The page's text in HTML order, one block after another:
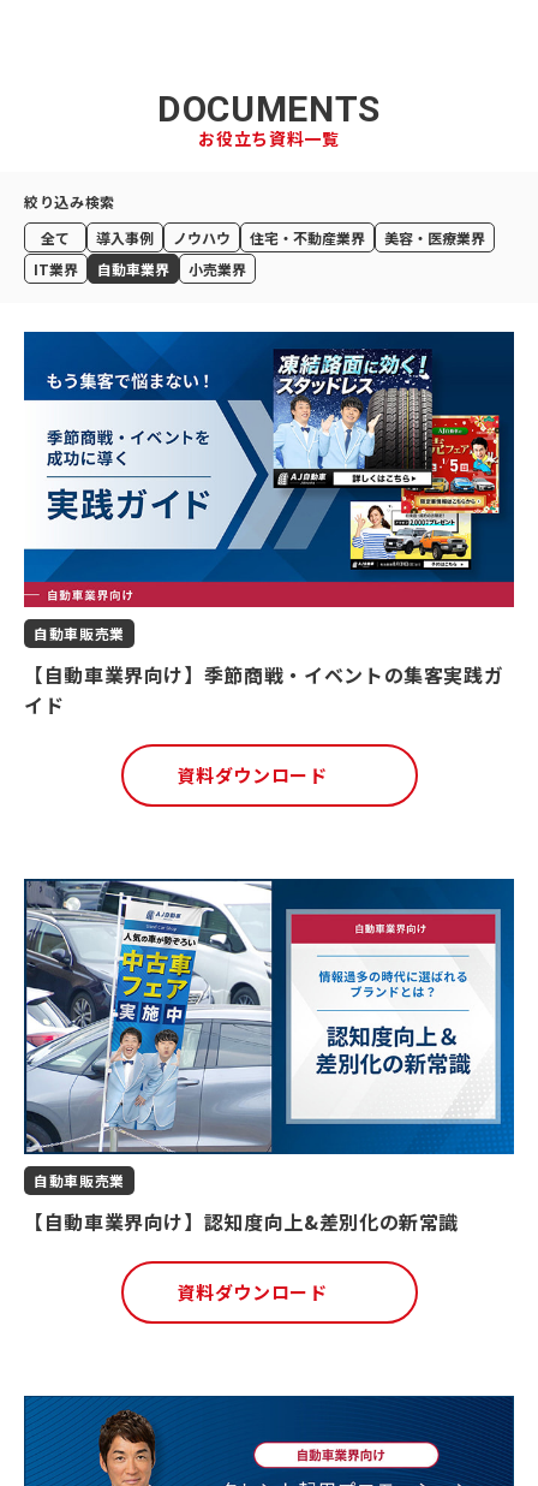
DOCUMENTS
お役立ち資料一覧
絞り込み検索
全て
導入事例 ノウハウ 住宅・不動産業界
美容・医療業界
IT業界
自動車業界 小売業界
自動車販売業
【自動車業界向け】季節商戦・イベントの集客実践ガ
イド
資料ダウンロード
自動車販売業
【自動車業界向け】認知度向上&差別化の新常識
資料ダウンロード